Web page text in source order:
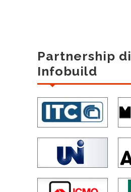
Partnership di
Infobuild